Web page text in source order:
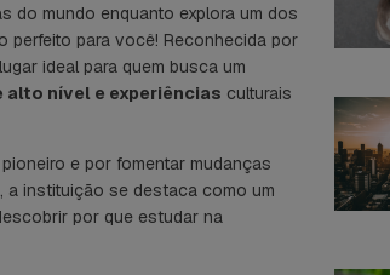
do mundo enquanto explora um dos
perfeito para você! Reconhecida por
ideal para quem busca um
alto nível e experiências culturais
e por fomentar mudanças
a instituição se destaca como um
por que estudar na